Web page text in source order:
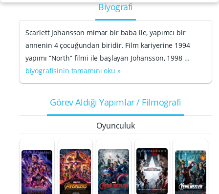
Biyografi
Scarlett Johansson mimar bir baba ile, yapımcı bir
annenin 4 çocuğundan biridir. Film kariyerine 1994
yapımı “North” filmi ile başlayan Johansson, 1998 …
biyografisinin tamamını oku »
Görev Aldığı Yapımlar / Filmografi
Oyunculuk